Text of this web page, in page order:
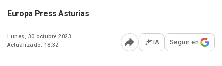
Europa Press Asturias
Lunes, 30 octubre 2023
Actualizado: 18:32
Abrir opciones para
IA Seguir en